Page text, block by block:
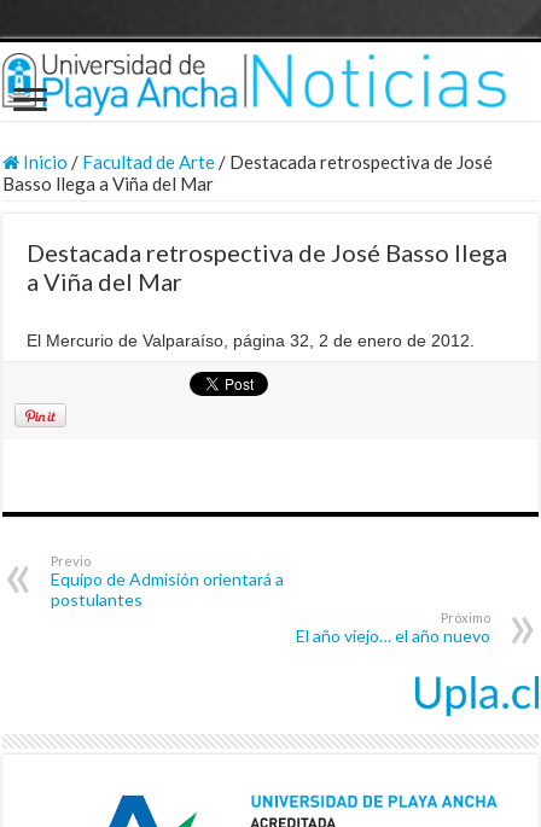
Inicio / Facultad de Arte/ Destacada retrospectiva de José
Basso llega a Viña del Mar
Destacada retrospectiva de José Basso llega
a Viña del Mar
El Mercurio de Valparaíso, página 32, 2 de enero de 2012.
Previo
Equipo de Admisión orientará a
postulantes
Próximo
El año viejo… el año nuevo